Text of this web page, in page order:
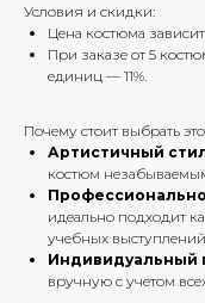
Условия и скидки:
Цена костюма
При заказе от 5
единиц — 11%.
Почему стоит выбрать
Артистичный
костюм
идеально подходит
учебных выступлений.
Индивидуальный
вручную с учетом